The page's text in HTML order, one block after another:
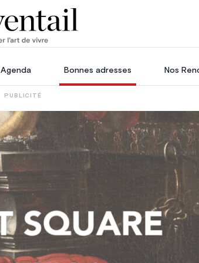
Agenda Bonnes adresses Nos
PUBLICITÉ